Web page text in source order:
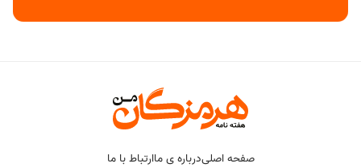
صفحه اصلیدرباره ی ماارتباط با ما